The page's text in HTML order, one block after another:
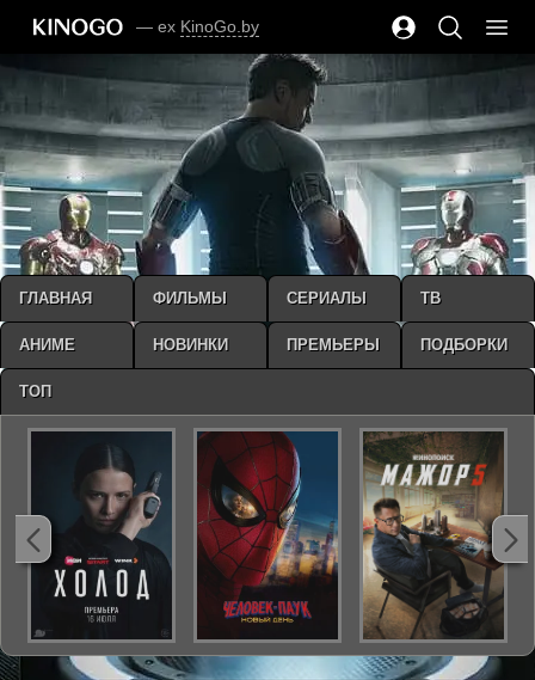
— ex KinoGo.by
ГЛАВНАЯ ФИЛЬМЫ СЕРИАЛЫ ТВ
АНИМЕ НОВИНКИ ПРЕМЬЕРЫ ПОДБОРКИ
ТОП